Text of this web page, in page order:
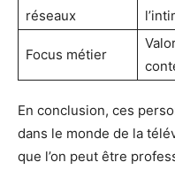
réseaux
Focus métier
En conclusion, ces
dans le monde de la
que l’on peut être